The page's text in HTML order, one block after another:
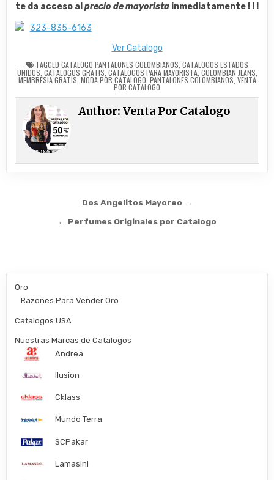
te da acceso al precio de mayorista inmediatamente ! ! !
Ver Catalogo
TAGGED CATALOGO PANTALONES COLOMBIANOS CATALOGOS ESTADOS
UNIDOS CATALOGOS GRATIS CATALOGOS PARA MAYORISTA, COLOMBIAN JEANS
MEMBRESIA GRATIS MODA POR CATALOGO PANTALONES COLOMBIANOS VENTA
POR CATALOGO
Author:Venta Por Catalogo
navigation
Dos Angelitos Mayoreo →
← Perfumes Originales por Catalogo
Oro
Razones Para Vender Oro
Catalogos USA
Nuestras Marcas de Catalogos
Andrea
Ilusion
Cklass
Mundo Terra
SCPakar
Lamasini